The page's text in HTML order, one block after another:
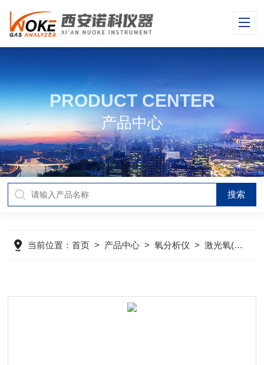
PRODUCT CENTER
产品中心
当前位置：首页 > 产品中心 >氧分析仪 >激光氧(原位\抽取)分析仪